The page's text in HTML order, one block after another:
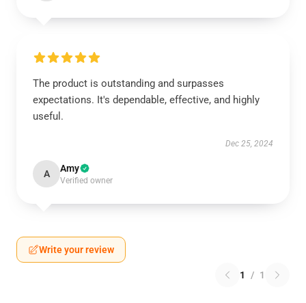
The product is outstanding and surpasses
expectations. It's dependable, effective, and highly
useful.
Dec 25, 2024
A Amy
Verified owner
Write your review
1 / 1